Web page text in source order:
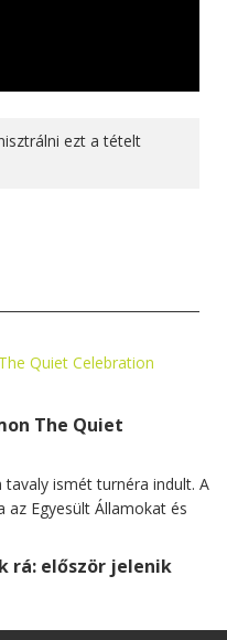
ezt a tételt
The Quiet
ismét turnéra indult. A
az Egyesült Államokat és
rá: először jelenik